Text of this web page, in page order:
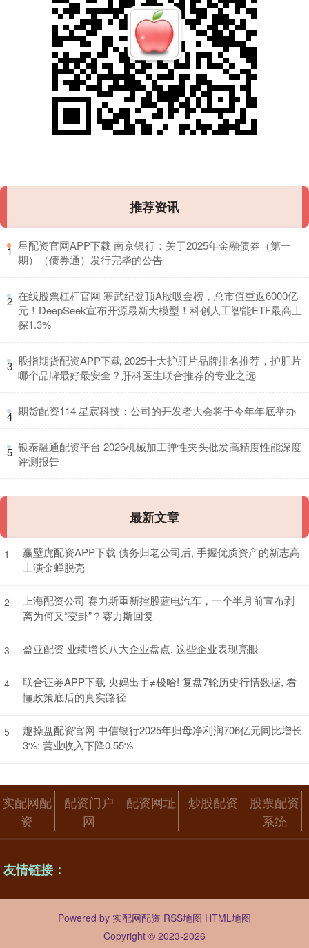
推荐资讯
1 ​星配资官网APP下载 南京银行：关于2025年金融债券（第一
期）（债券通）发行完毕的公告
2 ​在线股票杠杆官网 寒武纪登顶A股吸金榜，总市值重返6000亿
元！DeepSeek宣布开源最新大模型！科创人工智能ETF最高上
探1.3%
3 ​股指期货配资APP下载 2025十大护肝片品牌排名推荐，护肝片
哪个品牌最好最安全？肝科医生联合推荐的专业之选
4 ​期货配资114 星宸科技：公司的开发者大会将于今年年底举办
5 ​银泰融通配资平台 2026机械加工弹性夹头批发高精度性能深度
评测报告
最新文章
1
赢壁虎配资APP下载 债务归老公司后, 手握优质资产的新志高
上演金蝉脱壳
2
上海配资公司 赛力斯重新控股蓝电汽车，一个半月前宣布剥
离为何又“变卦”？赛力斯回复
3 盈亚配资 业绩增长八大企业盘点, 这些企业表现亮眼
4
联合证券APP下载 央妈出手≠梭哈! 复盘7轮历史行情数据, 看
懂政策底后的真实路径
5
趣操盘配资官网 中信银行2025年归母净利润706亿元同比增长
3%: 营业收入下降0.55%
实配网配
资
配资门户
网
配资网址 炒股配资
股票配资
系统
友情链接：
Powered by 实配网配资 RSS地图 HTML地图
Copyright © 2023-2026